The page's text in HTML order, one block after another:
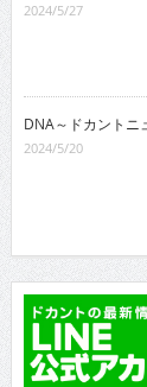
2024/5/27
DNA～ドカントニ
2024/5/20